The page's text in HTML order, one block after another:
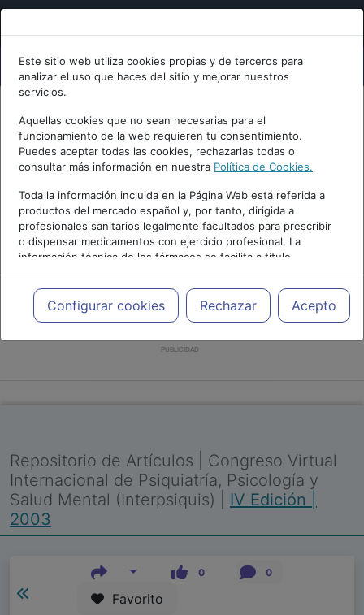
Este sitio web utiliza cookies propias y de terceros para
analizar el uso que haces del sitio y mejorar nuestros
servicios.
Aquellas cookies que no sean necesarias para el
funcionamiento de la web requieren tu consentimiento.
Puedes aceptar todas las cookies, rechazarlas todas o
consultar más información en nuestra Política de Cookies.
Toda la información incluida en la Página Web está referida a
productos del mercado español y, por tanto, dirigida a
profesionales sanitarios legalmente facultados para prescribir
o dispensar medicamentos con ejercicio profesional. La
información técnica de los fármacos se facilita a título
meramente informativo, siendo responsabilidad de los
profesionales facultados prescribir medicamentos y decidir, en
cada caso concreto, el tratamiento más adecuado a las
necesidades del paciente.
Configurar cookies Rechazar Acepto
PUBLICIDAD
Repositorio de Artículos
Congreso Virtual
Internacional de Psiquiatría, Psicología y
Salud Mental (Interpsiquis)
IV Edición |
2003
0 0
Favorito